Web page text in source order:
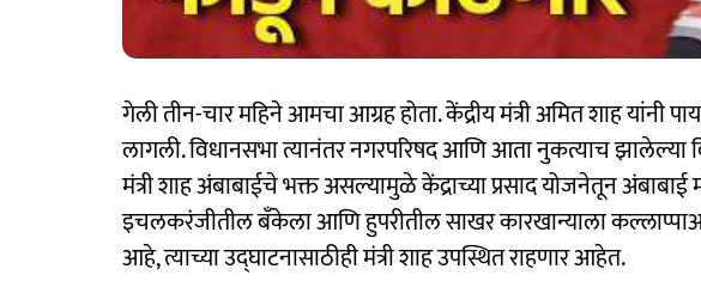
गेली तीन-चार महिने आमचा आग्रह होता. केंद्रीय मंत्री अमित शाह यांनी
लागली. विधानसभा त्यानंतर नगरपरिषद आणि आता नुकत्याच झालेल्या
मंत्री शाह अंबाबाईचे भक्त असल्यामुळे केंद्राच्या प्रसाद योजनेतून अंबाबाई
इचलकरंजीतील बँकेला आणि हुपरीतील साखर कारखान्याला
आहे, त्याच्या उद्घाटनासाठीही मंत्री शाह उपस्थित राहणार आहेत.